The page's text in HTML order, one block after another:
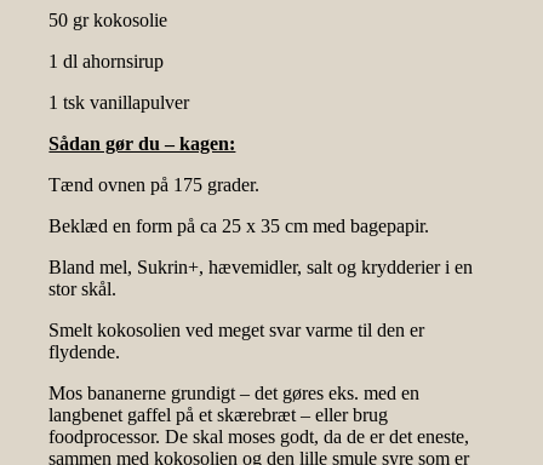
50 gr kokosolie
1 dl ahornsirup
1 tsk vanillapulver
Sådan gør du – kagen:
Tænd ovnen på 175 grader.
Beklæd en form på ca 25 x 35 cm med bagepapir.
Bland mel, Sukrin+, hævemidler, salt og krydderier i en
stor skål.
Smelt kokosolien ved meget svar varme til den er
flydende.
Mos bananerne grundigt – det gøres eks. med en
langbenet gaffel på et skærebræt – eller brug
foodprocessor. De skal moses godt, da de er det eneste,
sammen med kokosolien og den lille smule syre som er